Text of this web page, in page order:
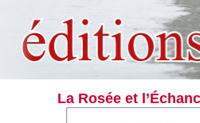
La Rosée et